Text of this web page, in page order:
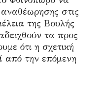
στις
της Βουλής
τα προς
ότι η σχετική
από την επόμενη